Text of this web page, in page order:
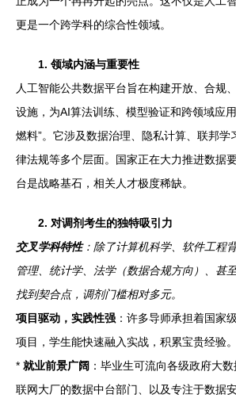
更是一个跨学科的综合性领域。
1. 领域内涵与重要性
人工智能公共数据平台旨在构建开放、合规
设施，为AI算法训练、模型验证和跨领域应
燃料”。它涉及数据治理、隐私计算、联邦学
律法规等多个层面。国家正在大力推进数据
台是战略基石，相关人才极度稀缺。
2. 对调剂考生的独特吸引力
交叉学科特性：除了计算机科学、软件工程
管理、统计学、法学（数据合规方向）、甚
找到契合点，调剂门槛相对多元。
项目驱动，实践性强 ：许多导师承担着国家
项目，学生能快速融入实战，积累宝贵经验。
* 就业前景广阔 ：毕业生可流向各级政府大
联网大厂的数据中台部门、以及专注于数据